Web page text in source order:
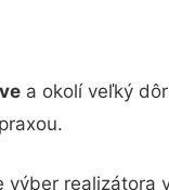
a okolí veľký
realizátora